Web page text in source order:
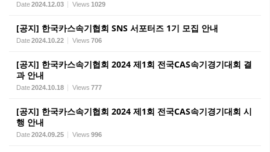
Date2024.12.03 Views 1029
[공지] 한국카스속기협회 SNS 서포터즈 1기 모집 안내
Date2024.10.22 Views 706
[공지] 한국카스속기협회 2024 제1회 전국CAS속기경기대회 결
과 안내
Date2024.10.18 Views 777
[공지] 한국카스속기협회 2024 제1회 전국CAS속기경기대회 시
행 안내
Date2024.09.25 Views 996